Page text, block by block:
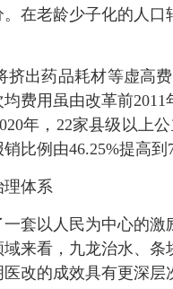
在老龄少子化的人
药品耗材等虚高费
费用虽由改革前2011
年，22家县级以上
比例由46.25%提高
体系
以人民为中心的激
来看，九龙治水、
改的成效具有更深